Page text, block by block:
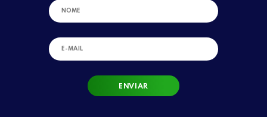
ENVIAR